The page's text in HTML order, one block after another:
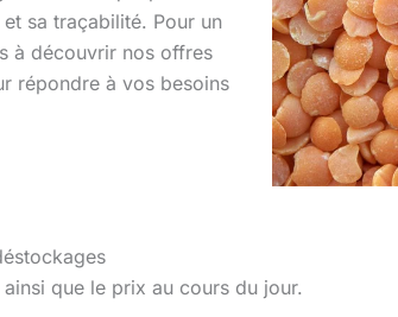
sa traçabilité. Pour un
à découvrir nos offres
répondre à vos besoins
que le prix au cours du jour.